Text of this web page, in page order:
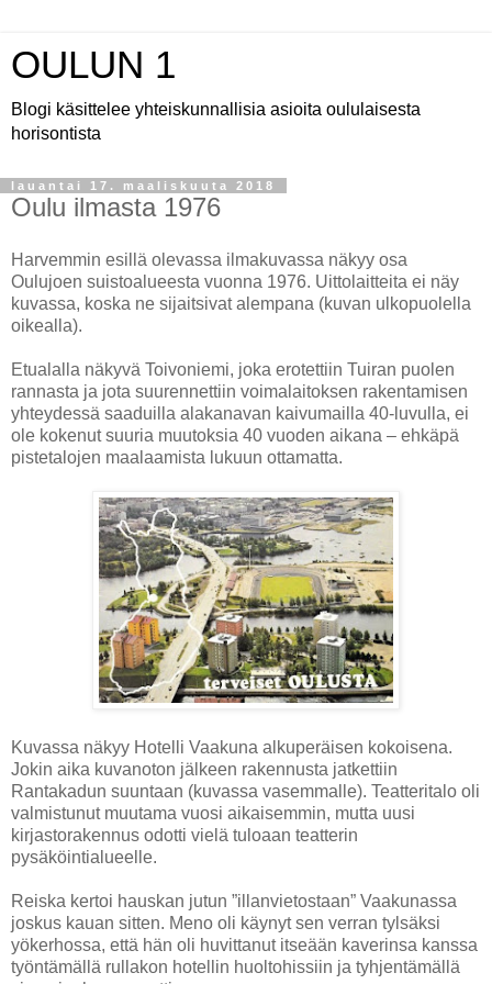
OULUN 1
Blogi käsittelee yhteiskunnallisia asioita oululaisesta
horisontista
lauantai 17. maaliskuuta 2018
Oulu ilmasta 1976
Harvemmin esillä olevassa ilmakuvassa näkyy osa
Oulujoen suistoalueesta vuonna 1976. Uittolaitteita ei näy
kuvassa, koska ne sijaitsivat alempana (kuvan ulkopuolella
oikealla).
Etualalla näkyvä Toivoniemi, joka erotettiin Tuiran puolen
rannasta ja jota suurennettiin voimalaitoksen rakentamisen
yhteydessä saaduilla alakanavan kaivumailla 40-luvulla, ei
ole kokenut suuria muutoksia 40 vuoden aikana – ehkäpä
pistetalojen maalaamista lukuun ottamatta.
Kuvassa näkyy Hotelli Vaakuna alkuperäisen kokoisena.
Jokin aika kuvanoton jälkeen rakennusta jatkettiin
Rantakadun suuntaan (kuvassa vasemmalle). Teatteritalo oli
valmistunut muutama vuosi aikaisemmin, mutta uusi
kirjastorakennus odotti vielä tuloaan teatterin
pysäköintialueelle.
Reiska kertoi hauskan jutun ”illanvietostaan” Vaakunassa
joskus kauan sitten. Meno oli käynyt sen verran tylsäksi
yökerhossa, että hän oli huvittanut itseään kaverinsa kanssa
työntämällä rullakon hotellin huoltohissiin ja tyhjentämällä